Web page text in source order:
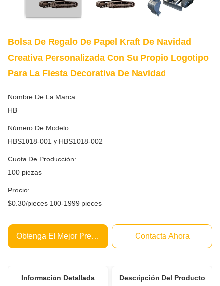
Bolsa De Regalo De Papel Kraft De Navidad
Creativa Personalizada Con Su Propio Logotipo
Para La Fiesta Decorativa De Navidad
Nombre De La Marca:
HB
Número De Modelo:
HBS1018-001 y HBS1018-002
Cuota De Producción:
100 piezas
Precio:
$0.30/pieces 100-1999 pieces
Obtenga El Mejor Precio Contacta Ahora
Información Detallada Descripción Del Producto